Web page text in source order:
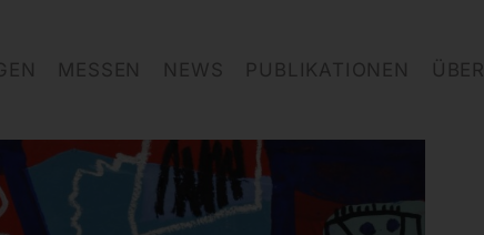
MESSEN NEWS PUBLIKATIONEN